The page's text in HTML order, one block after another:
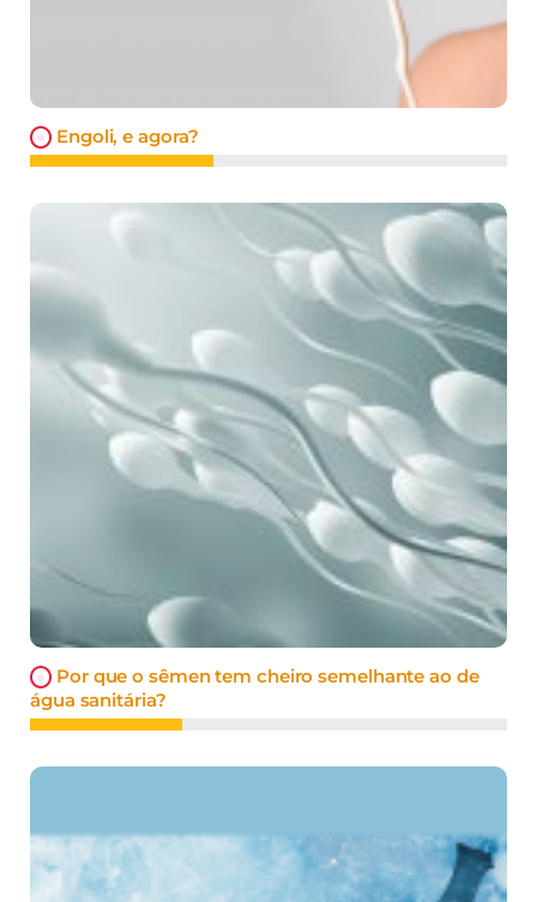
Engoli, e agora?
Por que o sêmen tem cheiro semelhante ao de
água sanitária?